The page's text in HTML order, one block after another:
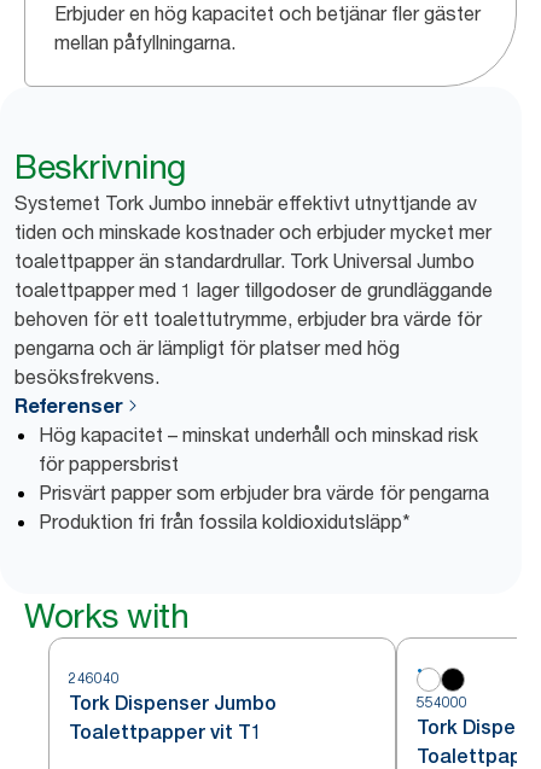
Erbjuder en hög kapacitet och betjänar fler gäster
mellan påfyllningarna.
Beskrivning
Systemet Tork Jumbo innebär effektivt utnyttjande av
tiden och minskade kostnader och erbjuder mycket mer
toalettpapper än standardrullar. Tork Universal Jumbo
toalettpapper med 1 lager tillgodoser de grundläggande
behoven för ett toalettutrymme, erbjuder bra värde för
pengarna och är lämpligt för platser med hög
besöksfrekvens.
Referenser
Hög kapacitet – minskat underhåll och minskad risk
för pappersbrist
Prisvärt papper som erbjuder bra värde för pengarna
Produktion fri från fossila koldioxidutsläpp*
Works with
246040
Tork Dispenser Jumbo
Toalettpapper vit T1
554000
Tork